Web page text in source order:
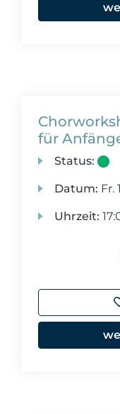
für
Status:
Datum: Fr.
Uhrzeit: